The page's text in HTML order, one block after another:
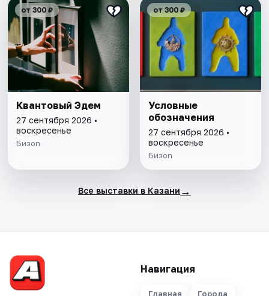
от 300 ₽
Квантовый Эдем
27 сентября 2026 •
воскресенье
Бизon
от 300 ₽
Условные
обозначения
27 сентября 2026 •
воскресенье
Бизon
Все выставки в Казани →
Навигация
Главная Города